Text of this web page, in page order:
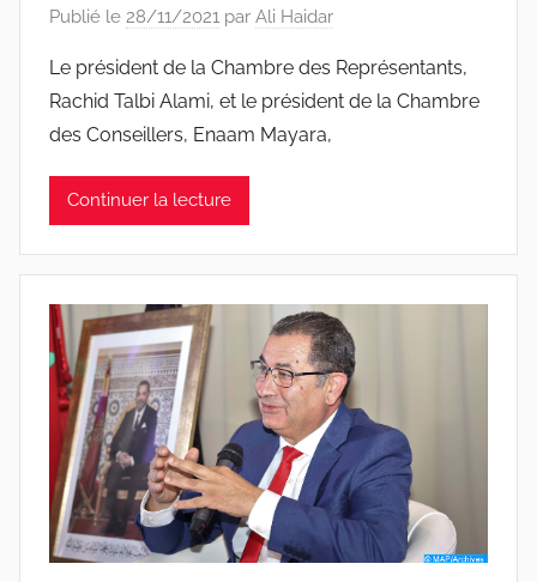
Publié le 28/11/2021 par Ali Haidar
Le président de la Chambre des Représentants,
Rachid Talbi Alami, et le président de la Chambre
des Conseillers, Enaam Mayara,
Continuer la lecture